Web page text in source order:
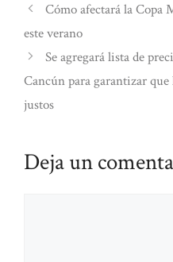
Cómo afectará la Copa
este verano
Se agregará lista de
Cancún para garantizar
justos
Deja un